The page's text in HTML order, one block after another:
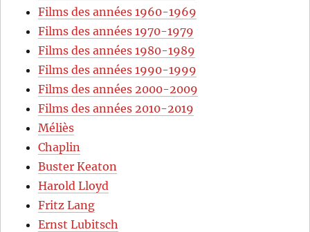
Films des années 1960-1969
Films des années 1970-1979
Films des années 1980-1989
Films des années 1990-1999
Films des années 2000-2009
Films des années 2010-2019
Méliès
Chaplin
Buster Keaton
Harold Lloyd
Fritz Lang
Ernst Lubitsch